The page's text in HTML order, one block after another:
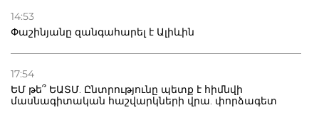
14:53
Փաշինյանը զանգահարել է Ալիևին
17:54
ԵՄ թե՞ ԵԱՏՄ. Ընտրությունը պետք է հիմնվի
մասնագիտական հաշվարկների վրա. փորձագետ